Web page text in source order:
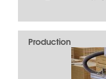
Production